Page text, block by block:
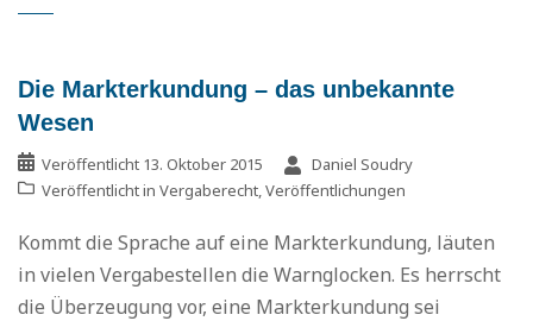
Die Markterkundung – das unbekannte
Wesen
Veröffentlicht 13. Oktober 2015
Daniel Soudry
Veröffentlicht in Vergaberecht,Veröffentlichungen
Kommt die Sprache auf eine Markterkundung, läuten
in vielen Vergabestellen die Warnglocken. Es herrscht
die Überzeugung vor, eine Markterkundung sei